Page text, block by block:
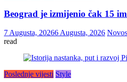
Beograd je izmijenio čak 15
7 Augusta, 20266 Augusta, 2026
read
Poslednje vijesti Style